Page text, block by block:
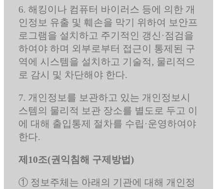
6. 해킹이나 컴퓨터 바이러스 등에 의한 개
인정보 유출 및 훼손을 막기 위하여 보안프
로그램을 설치하고 주기적인 갱신·점검을
하여야 하며 외부로부터 접근이 통제된 구
역에 시스템을 설치하고 기술적, 물리적으
로 감시 및 차단해야 한다.
7. 개인정보를 보관하고 있는 개인정보시
스템의 물리적 보관 장소를 별도로 두고 이
에 대해 출입통제 절차를 수립·운영하여야
한다.
제10조(권익침해 구제방법)
① 정보주체는 아래의 기관에 대해 개인정